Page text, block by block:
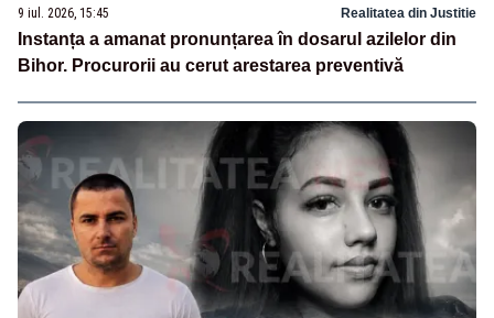
9 iul. 2026, 15:45 Realitatea din Justitie
Instanța a amanat pronunțarea în dosarul azilelor din
Bihor. Procurorii au cerut arestarea preventivă